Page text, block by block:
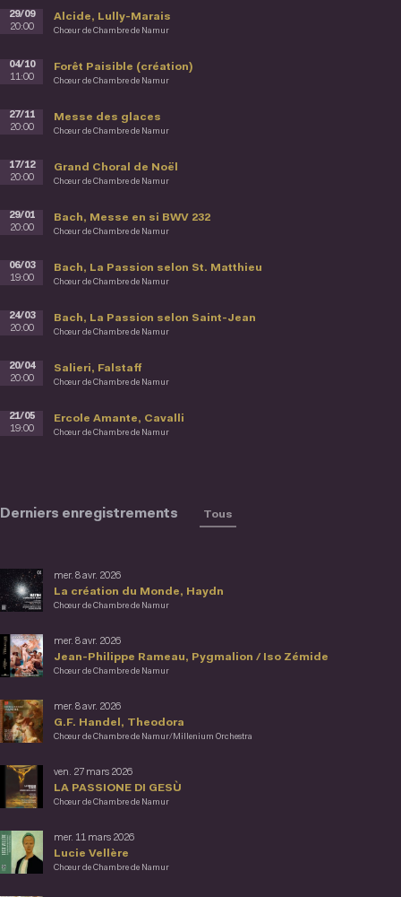
Alcide, Lully-Marais
Chœur de Chambre de Namur
29/09
20:00
Forêt Paisible (création)
Chœur de Chambre de Namur
04/10
11:00
Messe des glaces
Chœur de Chambre de Namur
27/11
20:00
Grand Choral de Noël
Chœur de Chambre de Namur
17/12
20:00
Bach, Messe en si BWV 232
Chœur de Chambre de Namur
29/01
20:00
Bach, La Passion selon St. Matthieu
Chœur de Chambre de Namur
06/03
19:00
Bach, La Passion selon Saint-Jean
Chœur de Chambre de Namur
24/03
20:00
Salieri, Falstaff
Chœur de Chambre de Namur
20/04
20:00
Ercole Amante, Cavalli
Chœur de Chambre de Namur
21/05
19:00
Derniers enregistrements Tous
La création du Monde, Haydn
mer. 8 avr. 2026
Chœur de Chambre de Namur
Jean-Philippe Rameau, Pygmalion / Iso Zémide
mer. 8 avr. 2026
Chœur de Chambre de Namur
G.F. Handel, Theodora
mer. 8 avr. 2026
Chœur de Chambre de Namur/Millenium Orchestra
LA PASSIONE DI GESÙ
ven. 27 mars 2026
Chœur de Chambre de Namur
Lucie Vellère
mer. 11 mars 2026
Chœur de Chambre de Namur